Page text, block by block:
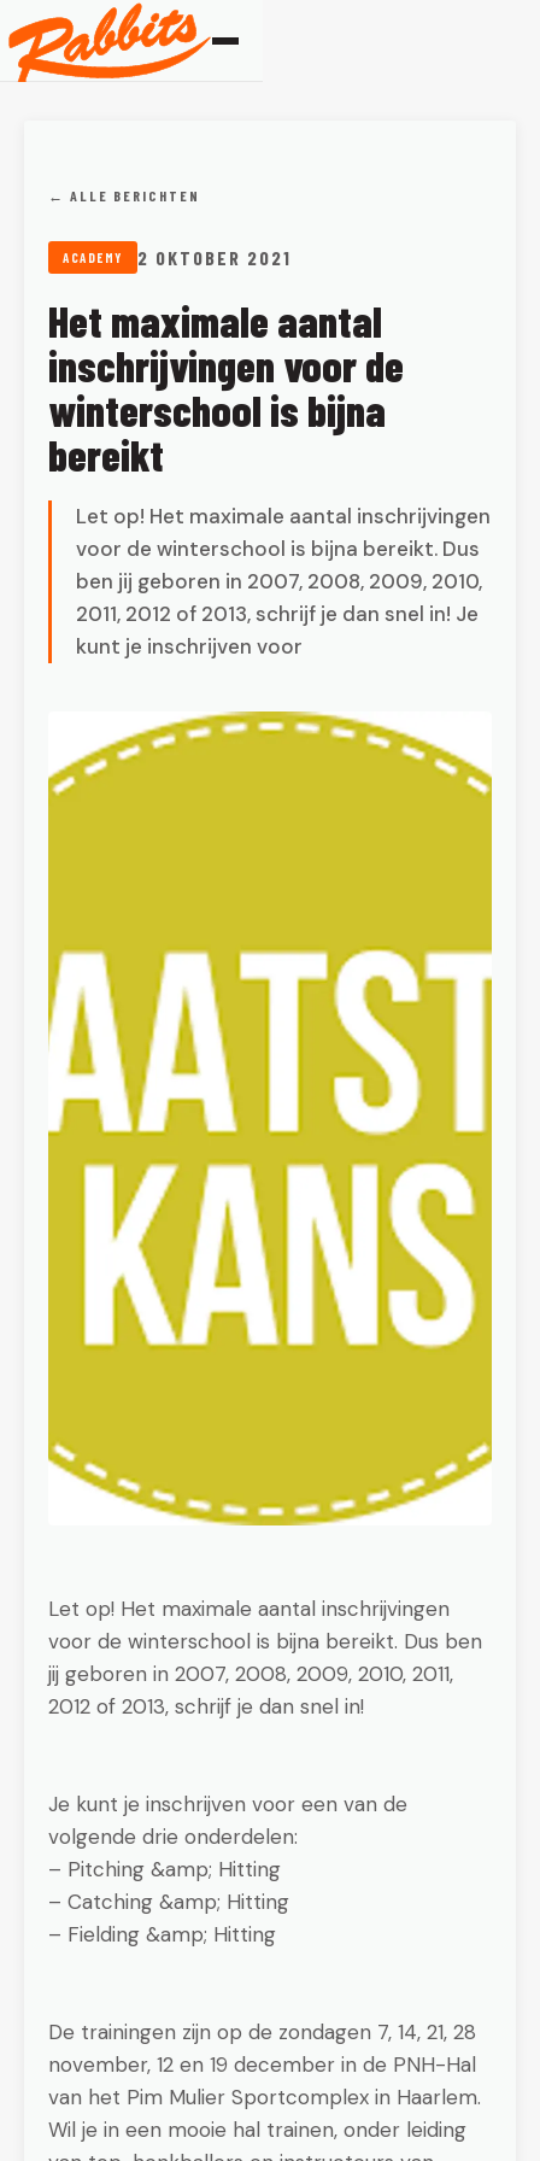
← ALLE BERICHTEN
ACADEMY 2 OKTOBER 2021
Het maximale aantal
inschrijvingen voor de
winterschool is bijna
bereikt
Let op! Het maximale aantal inschrijvingen
voor de winterschool is bijna bereikt. Dus
ben jij geboren in 2007, 2008, 2009, 2010,
2011, 2012 of 2013, schrijf je dan snel in! Je
kunt je inschrijven voor
Let op! Het maximale aantal inschrijvingen
voor de winterschool is bijna bereikt. Dus ben
jij geboren in 2007, 2008, 2009, 2010, 2011,
2012 of 2013, schrijf je dan snel in!
Je kunt je inschrijven voor een van de
volgende drie onderdelen:
– Pitching &amp; Hitting
– Catching &amp; Hitting
– Fielding &amp; Hitting
De trainingen zijn op de zondagen 7, 14, 21, 28
november, 12 en 19 december in de PNH-Hal
van het Pim Mulier Sportcomplex in Haarlem.
Wil je in een mooie hal trainen, onder leiding